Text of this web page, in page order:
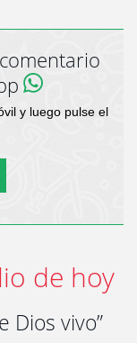
y luego pulse el
de hoy
Dios vivo”